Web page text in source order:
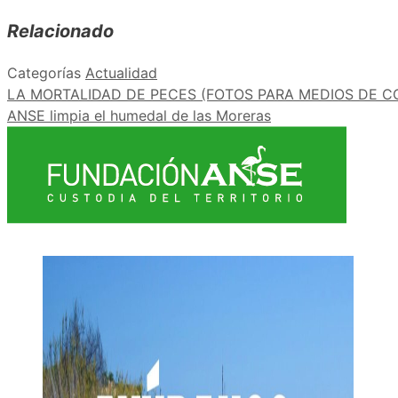
Relacionado
Categorías Actualidad
LA MORTALIDAD DE PECES (FOTOS PARA MEDIOS DE
ANSE limpia el humedal de las Moreras